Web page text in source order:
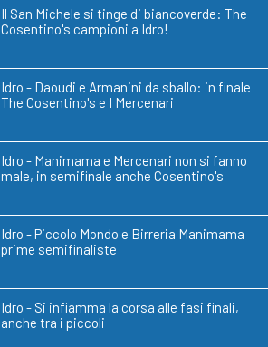
Il San Michele si tinge di biancoverde: The
Cosentino's campioni a Idro!
Idro - Daoudi e Armanini da sballo: in finale
The Cosentino's e I Mercenari
Idro - Manimama e Mercenari non si fanno
male, in semifinale anche Cosentino's
Idro - Piccolo Mondo e Birreria Manimama
prime semifinaliste
Idro - Si infiamma la corsa alle fasi finali,
anche tra i piccoli